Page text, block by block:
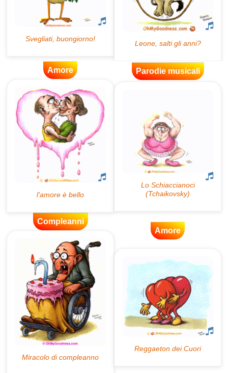
Amore Parodie musicali
Compleanni
Amore